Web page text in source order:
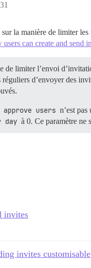
la manière de limiter
can create and send
de limiter l’envoi
réguliers d’envoyer des
approve users n’est
day à 0. Ce paramètre ne
invites
invites customisable